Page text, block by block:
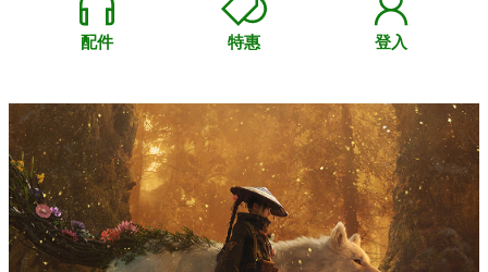
配件 特惠 登入